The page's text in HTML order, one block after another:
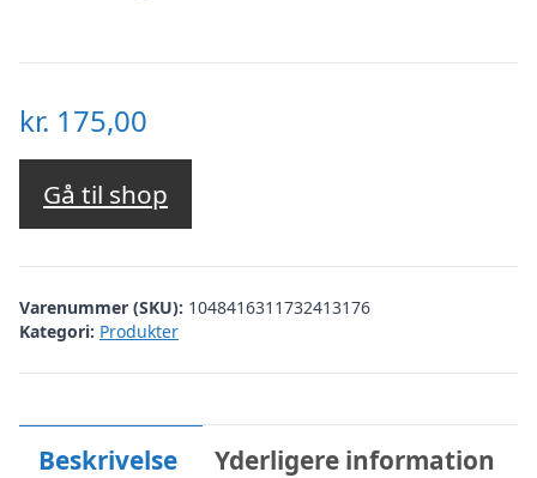
kr. 175,00
Gå til shop
Varenummer (SKU): 1048416311732413176
Kategori: Produkter
Beskrivelse Yderligere information